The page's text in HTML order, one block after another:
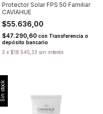
Protector Solar FPS 50 Familiar
CAVIAHUE
$55.636,00
$47.290,60 con Transferencia o
depósito bancario
3 x $18.545,33 sin interés
Sin stock